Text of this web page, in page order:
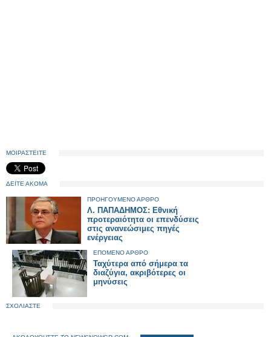
ΜΟΙΡΑΣΤΕΙΤΕ
ΔΕΙΤΕ ΑΚΟΜΑ
ΠΡΟΗΓΟΥΜΕΝΟ ΑΡΘΡΟ
Λ. ΠΑΠΑΔΗΜΟΣ: Εθνική
προτεραιότητα οι επενδύσεις
στις ανανεώσιμες πηγές
ενέργειας
ΕΠΟΜΕΝΟ ΑΡΘΡΟ
Ταχύτερα από σήμερα τα
διαζύγια, ακριβότερες οι
μηνύσεις
ΣΧΟΛΙΑΣΤΕ